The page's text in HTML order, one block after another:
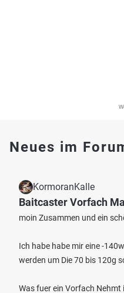
Neues im
KormoranKalle
Baitcaster Vorfach
moin Zusammen und ein
Ich habe habe mir eine -
werden um Die 70 bis 120g
Was fuer ein Vorfach Nehmt